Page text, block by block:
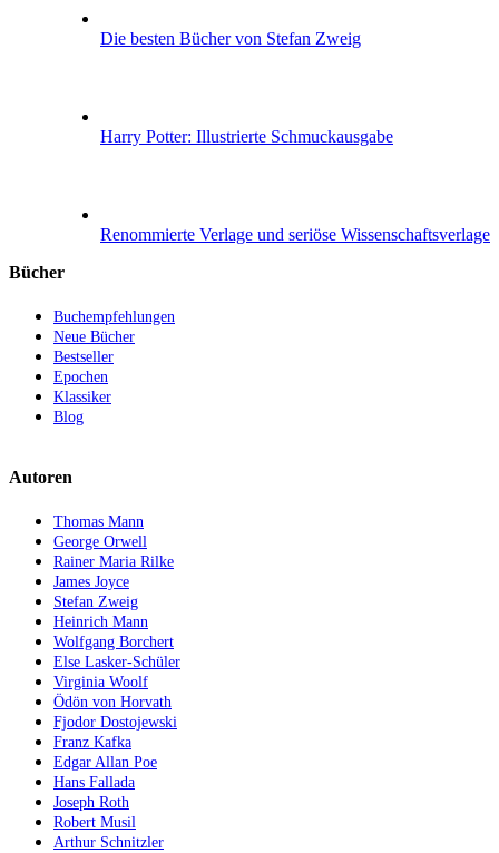
Die besten Bücher von Stefan Zweig
Harry Potter: Illustrierte Schmuckausgabe
Renommierte Verlage und seriöse Wissenschaftsverlage
Bücher
Buchempfehlungen
Neue Bücher
Bestseller
Epochen
Klassiker
Blog
Autoren
Thomas Mann
George Orwell
Rainer Maria Rilke
James Joyce
Stefan Zweig
Heinrich Mann
Wolfgang Borchert
Else Lasker-Schüler
Virginia Woolf
Ödön von Horvath
Fjodor Dostojewski
Franz Kafka
Edgar Allan Poe
Hans Fallada
Joseph Roth
Robert Musil
Arthur Schnitzler